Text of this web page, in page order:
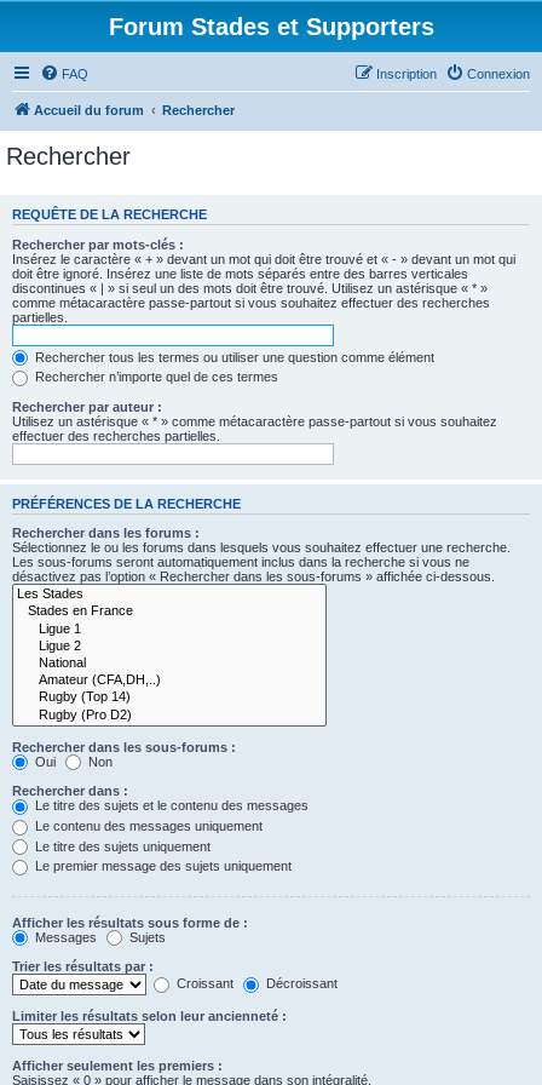
Forum Stades et Supporters
FAQ Connexion
Inscription
Accueil du forum Rechercher
Rechercher
REQUÊTE DE LA RECHERCHE
Rechercher par mots-clés :
Insérez le caractère « + » devant un mot qui doit être trouvé et « - » devant un mot qui
doit être ignoré. Insérez une liste de mots séparés entre des barres verticales
discontinues « | » si seul un des mots doit être trouvé. Utilisez un astérisque « * »
comme métacaractère passe-partout si vous souhaitez effectuer des recherches
partielles.
Rechercher tous les termes ou utiliser une question comme élément
Rechercher n’importe quel de ces termes
Rechercher par auteur :
Utilisez un astérisque « * » comme métacaractère passe-partout si vous souhaitez
effectuer des recherches partielles.
PRÉFÉRENCES DE LA RECHERCHE
Rechercher dans les forums :
Sélectionnez le ou les forums dans lesquels vous souhaitez effectuer une recherche.
Les sous-forums seront automatiquement inclus dans la recherche si vous ne
désactivez pas l’option « Rechercher dans les sous-forums » affichée ci-dessous.
Rechercher dans les sous-forums :
Oui
Non
Rechercher dans :
Le titre des sujets et le contenu des messages
Le contenu des messages uniquement
Le titre des sujets uniquement
Le premier message des sujets uniquement
Afficher les résultats sous forme de :
Messages
Sujets
Trier les résultats par :
Croissant
Décroissant
Limiter les résultats selon leur ancienneté :
Afficher seulement les premiers :
Saisissez « 0 » pour afficher le message dans son intégralité.